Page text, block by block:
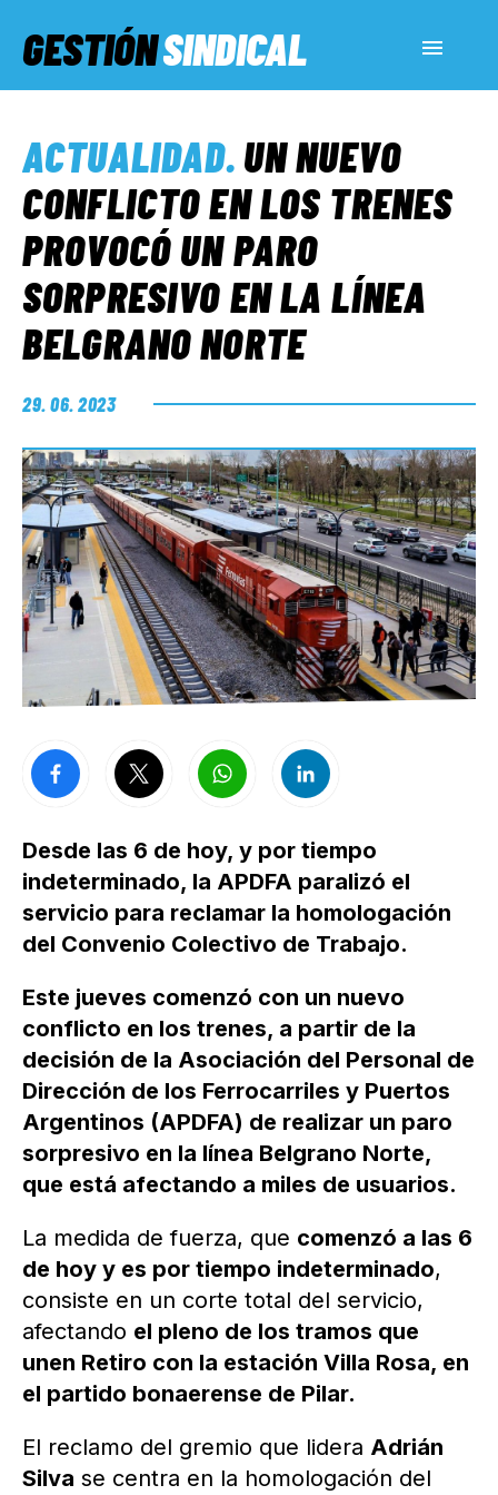
GESTIÓNSINDICAL
SERVICIOS SOCIALES
INFORMES ESPECIALES
FUERA DE MEGÁFONO
EL LADO «G»
ACTUALIDAD.UN NUEVO
CONFLICTO EN LOS TRENES
PROVOCÓ UN PARO
SORPRESIVO EN LA LÍNEA
BELGRANO NORTE
29. 06. 2023
Desde las 6 de hoy, y por tiempo
indeterminado, la APDFA paralizó el
servicio para reclamar la homologación
del Convenio Colectivo de Trabajo.
Este jueves comenzó con un nuevo
conflicto en los trenes, a partir de la
decisión de la Asociación del Personal de
Dirección de los Ferrocarriles y Puertos
Argentinos (APDFA) de realizar un paro
sorpresivo en la línea Belgrano Norte,
que está afectando a miles de usuarios.
La medida de fuerza, que comenzó a las 6
de hoy y es por tiempo indeterminado,
consiste en un corte total del servicio,
afectando el pleno de los tramos que
unen Retiro con la estación Villa Rosa, en
el partido bonaerense de Pilar.
El reclamo del gremio que lidera Adrián
Silva se centra en la homologación del